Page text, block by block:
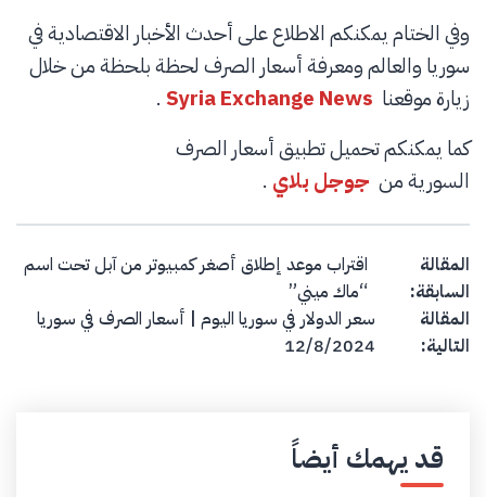
وفي الختام يمكنكم الاطلاع على أحدث الأخبار الاقتصادية في
سوريا والعالم ومعرفة أسعار الصرف لحظة بلحظة من خلال
زيارة موقعنا Syria Exchange News
.
كما يمكنكم تحميل تطبيق أسعار الصرف
السورية من جوجل بلاي .
Post navigation
المقالة
السابقة:
اقتراب موعد إطلاق أصغر كمبيوتر من آبل تحت اسم
“ماك ميني”
المقالة
التالية:
سعر الدولار في سوريا اليوم | أسعار الصرف في سوريا
12/8/2024
قد يهمك أيضاً